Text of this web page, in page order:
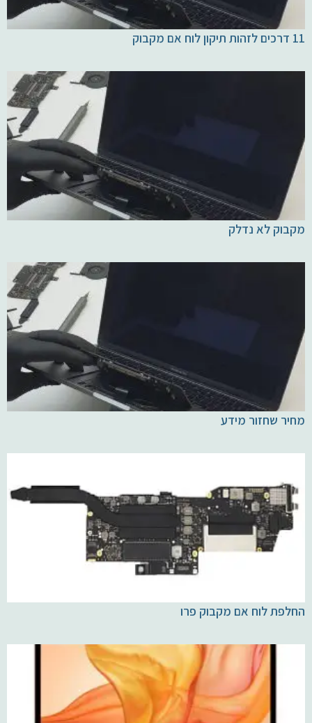
11 דרכים לזהות תיקון לוח אם מקבוק
מקבוק לא נדלק
מחיר שחזור מידע
החלפת לוח אם מקבוק פרו